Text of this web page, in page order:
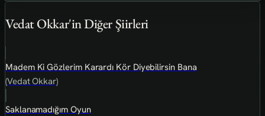
Vedat Okkar'in Diğer Şiirleri
Madem Ki Gözlerim Karardı Kör Diyebilirsin Bana
(Vedat Okkar)
Saklanamadığım Oyun